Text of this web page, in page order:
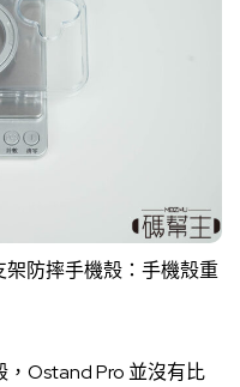
架防摔手機殼：手機殼重
Ostand Pro 並沒有比